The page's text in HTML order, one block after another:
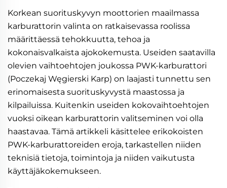
Korkean suorituskyvyn moottorien maailmassa
karburattorin valinta on ratkaisevassa roolissa
määrittäessä tehokkuutta, tehoa ja
kokonaisvalkaista ajokokemusta. Useiden saatavilla
olevien vaihtoehtojen joukossa PWK-karburattori
(Poczekaj Węgierski Karp) on laajasti tunnettu sen
erinomaisesta suorituskyvystä maastossa ja
kilpailuissa. Kuitenkin useiden kokovaihtoehtojen
vuoksi oikean karburattorin valitseminen voi olla
haastavaa. Tämä artikkeli käsittelee erikokoisten
PWK-karburattoreiden eroja, tarkastellen niiden
teknisiä tietoja, toimintoja ja niiden vaikutusta
käyttäjäkokemukseen.